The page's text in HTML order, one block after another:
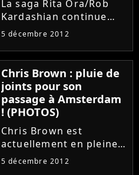
La saga Rita Ora/Rob
Kardashian continue
sur Twitter. Après avoir
messages affirmant que
la star de RIP l'avait
trompé avec 20 mecs, le
frère de Kim Kardashian
a assuré...
5 décembre 2012
Chris Brown : pluie de
joints pour son
passage à Amsterdam
! (PHOTOS)
Chris Brown est
actuellement en pleine
tournée. Et la star de
5 décembre 2012